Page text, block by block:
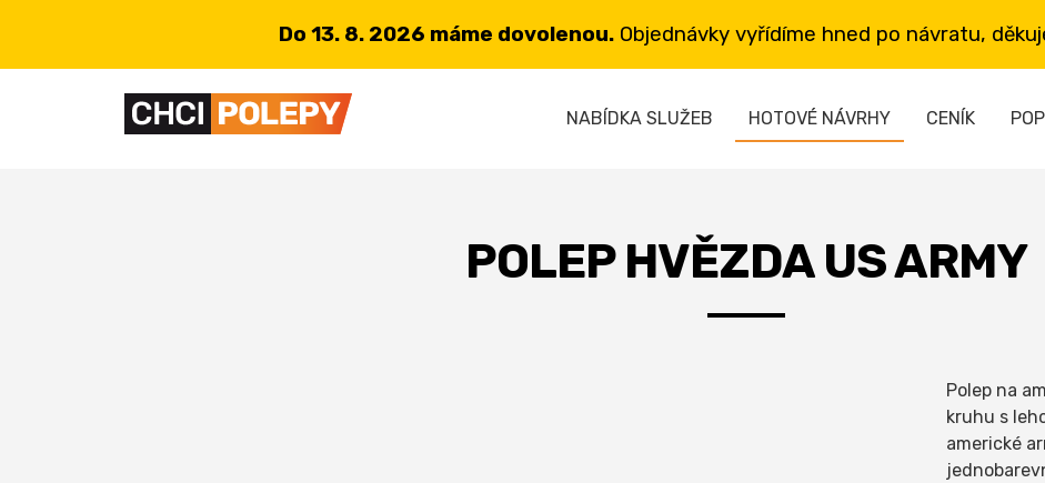
Do 13. 8. 2026 máme dovolenou. Objednávky vyřídíme hned po návratu,
NABÍDKA SLUŽEB HOTOVÉ NÁVRHY CENÍK
POLEP HVĚZDA US ARMY
Polep na
kruhu s
americké